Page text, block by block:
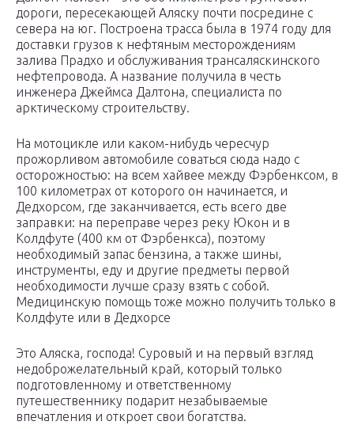
дороги, пересекающей Аляску почти посредине с
севера на юг. Построена трасса была в 1974 году для
доставки грузов к нефтяным месторождениям
залива Прадхо и обслуживания трансаляскинского
нефтепровода. А название получила в честь
инженера Джеймса Далтона, специалиста по
арктическому строительству.
На мотоцикле или каком-нибудь чересчур
прожорливом автомобиле соваться сюда надо с
осторожностью: на всем хайвее между Фэрбенксом, в
100 километрах от которого он начинается, и
Дедхорсом, где заканчивается, есть всего две
заправки: на переправе через реку Юкон и в
Колдфуте (400 км от Фэрбенкса), поэтому
необходимый запас бензина, а также шины,
инструменты, еду и другие предметы первой
необходимости лучше сразу взять с собой.
Медицинскую помощь тоже можно получить только в
Колдфуте или в Дедхорсе
Это Аляска, господа! Суровый и на первый взгляд
недоброжелательный край, который только
подготовленному и ответственному
путешественнику подарит незабываемые
впечатления и откроет свои богатства.